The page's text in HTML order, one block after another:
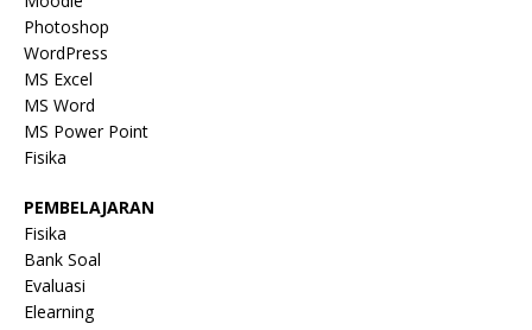
Photoshop
WordPress
MS Excel
MS Word
MS Power Point
Fisika
PEMBELAJARAN
Fisika
Bank Soal
Evaluasi
Elearning